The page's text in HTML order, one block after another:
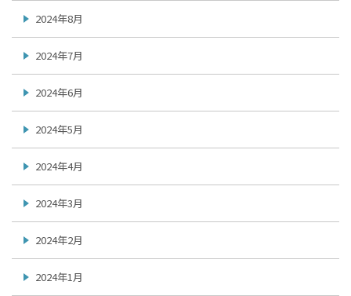
2024年8月
2024年7月
2024年6月
2024年5月
2024年4月
2024年3月
2024年2月
2024年1月